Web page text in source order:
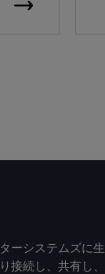
ーシステムズに
接続し、共有し